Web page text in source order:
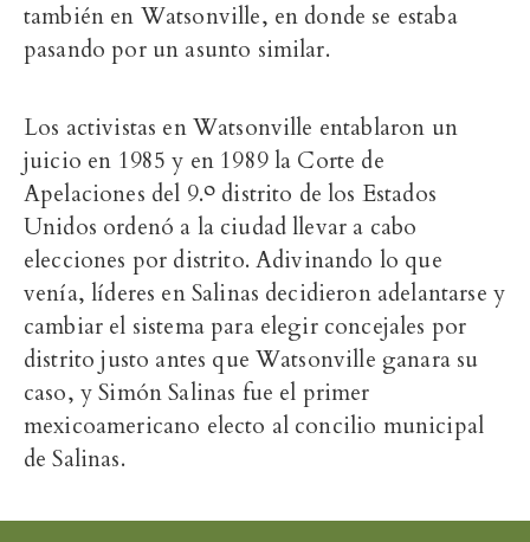
también en Watsonville, en donde se estaba
pasando por un asunto similar.
Los activistas en Watsonville entablaron un
juicio en 1985 y en 1989 la Corte de
Apelaciones del 9.༠ distrito de los Estados
Unidos ordenó a la ciudad llevar a cabo
elecciones por distrito. Adivinando lo que
venía, líderes en Salinas decidieron adelantarse y
cambiar el sistema para elegir concejales por
distrito justo antes que Watsonville ganara su
caso, y Simón Salinas fue el primer
mexicoamericano electo al concilio municipal
de Salinas.